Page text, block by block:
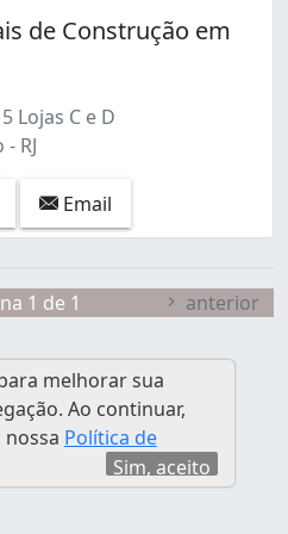
(1)
de Construção em
Lojas C e D
RJ
Email
1 de 1 anterior
melhorar sua
Ao continuar,
Política de
Sim, aceito